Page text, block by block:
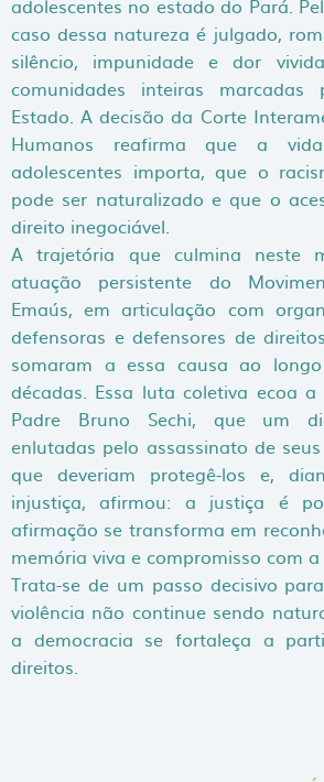
adolescentes no estado do Pará.
caso dessa natureza é julgado,
silêncio, impunidade e dor
comunidades inteiras marcadas
Estado. A decisão da Corte
Humanos reafirma que a
adolescentes importa, que o
pode ser naturalizado e que o
direito inegociável.
A trajetória que culmina neste
atuação persistente do
Emaús, em articulação com
defensoras e defensores de
somaram a essa causa ao
décadas. Essa luta coletiva ecoa
Padre Bruno Sechi, que um
enlutadas pelo assassinato de
que deveriam protegê-los e,
injustiça, afirmou: a justiça é
afirmação se transforma em
memória viva e compromisso com
Trata-se de um passo decisivo
violência não continue sendo
a democracia se fortaleça a
direitos.